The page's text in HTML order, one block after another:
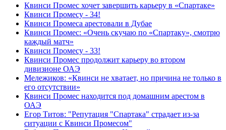
Квинси Промес хочет завершить карьеру в «Спартаке»
Квинси Промесу - 34!
Квинси Промеса арестовали в Дубае
Квинси Промес: «Очень скучаю по «Спартаку», смотрю
каждый матч»
Квинси Промесу - 33!
Квинси Промес продолжит карьеру во втором
дивизионе ОАЭ
Мележиков: «Квинси не хватает, но причина не только в
его отсутствии»
Квинси Промес находится под домашним арестом в
ОАЭ
Егор Титов: "Репутация "Спартака" страдает из-за
ситуации с Квинси Промесом"